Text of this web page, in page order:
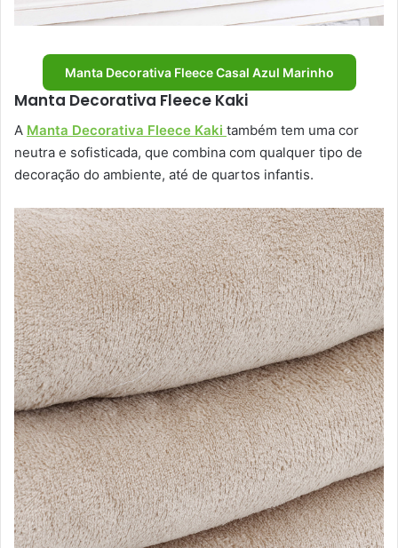
Manta Decorativa Fleece Casal Azul Marinho
Manta Decorativa Fleece Kaki
A Manta Decorativa Fleece Kaki também tem uma cor
neutra e sofisticada, que combina com qualquer tipo de
decoração do ambiente, até de quartos infantis.